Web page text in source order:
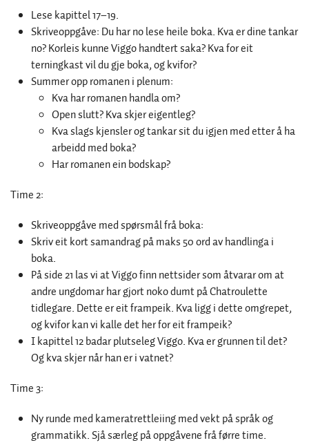
Lese kapittel 17–19.
Skriveoppgåve: Du har no lese heile boka. Kva er dine tankar
no? Korleis kunne Viggo handtert saka? Kva for eit
terningkast vil du gje boka, og kvifor?
Summer opp romanen i plenum:
Kva har romanen handla om?
Open slutt? Kva skjer eigentleg?
Kva slags kjensler og tankar sit du igjen med etter å ha
arbeidd med boka?
Har romanen ein bodskap?
Time 2:
Skriveoppgåve med spørsmål frå boka:
Skriv eit kort samandrag på maks 50 ord av handlinga i
boka.
På side 21 las vi at Viggo finn nettsider som åtvarar om at
andre ungdomar har gjort noko dumt på Chatroulette
tidlegare. Dette er eit frampeik. Kva ligg i dette omgrepet,
og kvifor kan vi kalle det her for eit frampeik?
I kapittel 12 badar plutseleg Viggo. Kva er grunnen til det?
Og kva skjer når han er i vatnet?
Time 3:
Ny runde med kameratrettleiing med vekt på språk og
grammatikk. Sjå særleg på oppgåvene frå førre time.